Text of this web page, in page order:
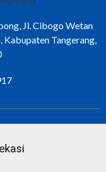
Jl. Cibogo Wetan
Kabupaten Tangerang,